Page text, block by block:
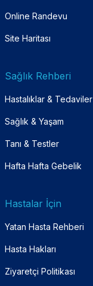
Online Randevu
Site Haritası
Sağlık Rehberi
Hastalıklar & Tedaviler
Sağlık & Yaşam
Tanı & Testler
Hafta Hafta Gebelik
Hastalar İçin
Yatan Hasta Rehberi
Hasta Hakları
Ziyaretçi Politikası